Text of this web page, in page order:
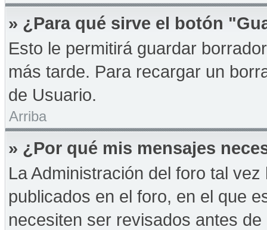
» ¿Para qué sirve el botón
Esto le permitirá guardar
más tarde. Para recargar un
de Usuario.
Arriba
» ¿Por qué mis mensajes
La Administración del foro tal
publicados en el foro, en el que
necesiten ser revisados antes